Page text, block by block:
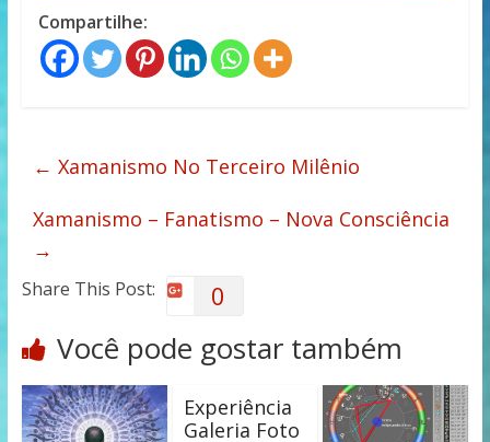
Compartilhe:
← Xamanismo No Terceiro Milênio
Xamanismo – Fanatismo – Nova Consciência
→
Share This Post: 0
Você pode gostar também
Experiência
Galeria Foto